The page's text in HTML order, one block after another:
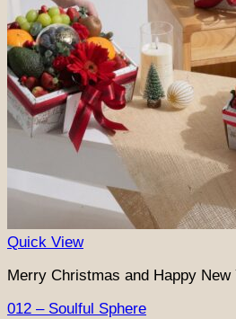
Quick View
Merry Christmas and Happy New
012 – Soulful Sphere